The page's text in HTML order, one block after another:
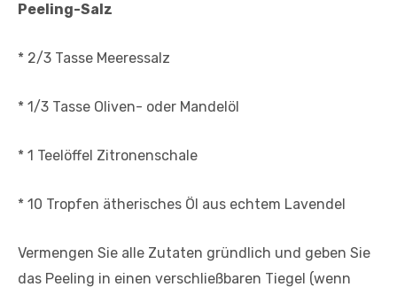
Peeling-Salz
* 2/3 Tasse Meeressalz
* 1/3 Tasse Oliven- oder Mandelöl
* 1 Teelöffel Zitronenschale
* 10 Tropfen ätherisches Öl aus echtem Lavendel
Vermengen Sie alle Zutaten gründlich und geben Sie
das Peeling in einen verschließbaren Tiegel (wenn